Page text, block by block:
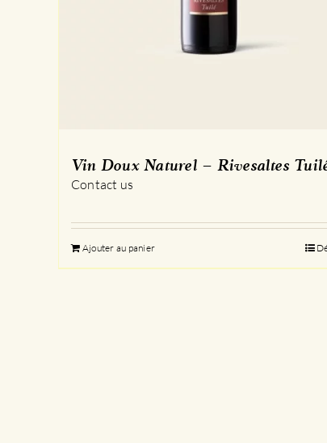
Vin Doux Naturel – Rivesaltes
Contact us
Ajouter au panier